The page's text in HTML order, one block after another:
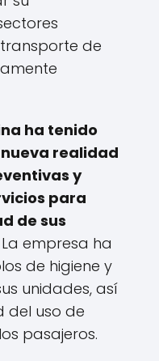
de
ha tenido
realidad
y
para
de sus
La empresa ha
de higiene y
unidades, así
del uso de
pasajeros.